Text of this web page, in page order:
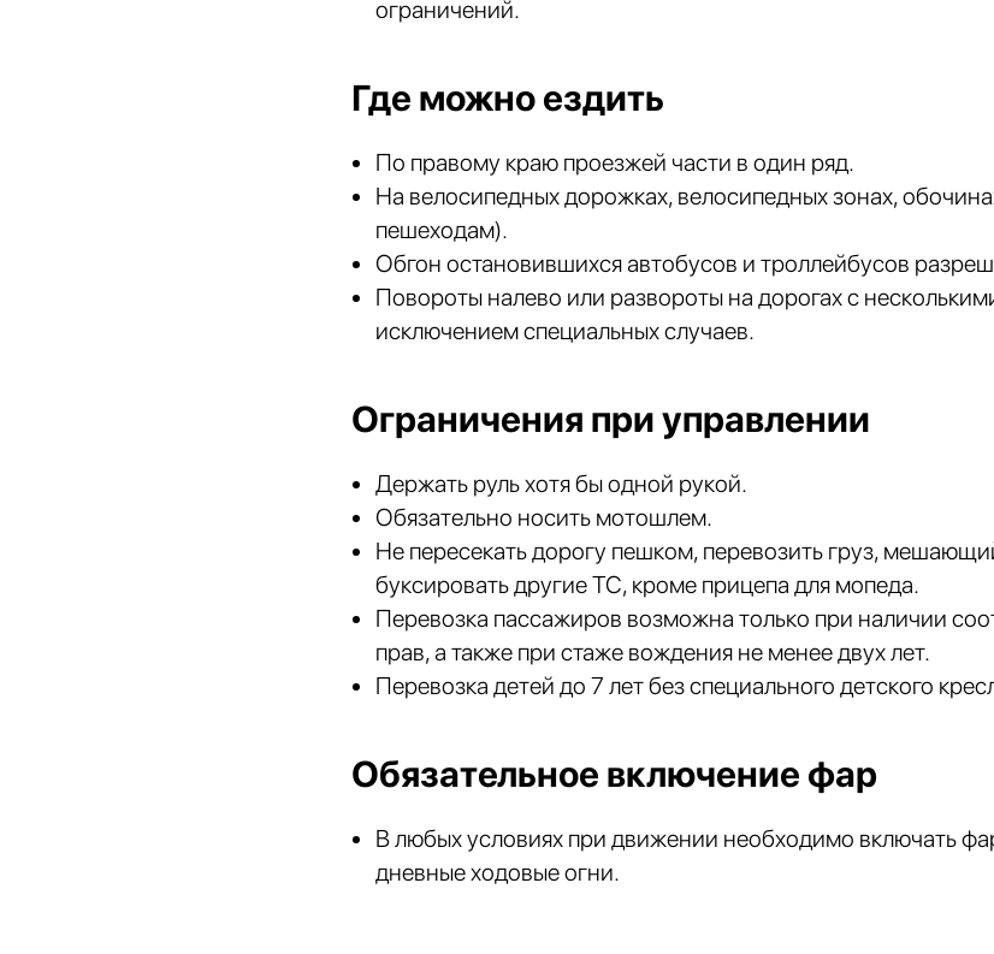
ограничений.
Где можно ездить
По правому краю проезжей части в один ряд.
На велосипедных дорожках, велосипедных зонах,
пешеходам).
Обгон остановившихся автобусов и троллейбусов
Повороты налево или развороты на дорогах с
исключением специальных случаев.
Ограничения при управлении
Держать руль хотя бы одной рукой.
Обязательно носить мотошлем.
Не пересекать дорогу пешком, перевозить груз,
буксировать другие ТС, кроме прицепа для мопеда.
Перевозка пассажиров возможна только при наличии
прав, а также при стаже вождения не менее двух лет.
Перевозка детей до 7 лет без специального детского
Обязательное включение фар
В любых условиях при движении необходимо включать
дневные ходовые огни.